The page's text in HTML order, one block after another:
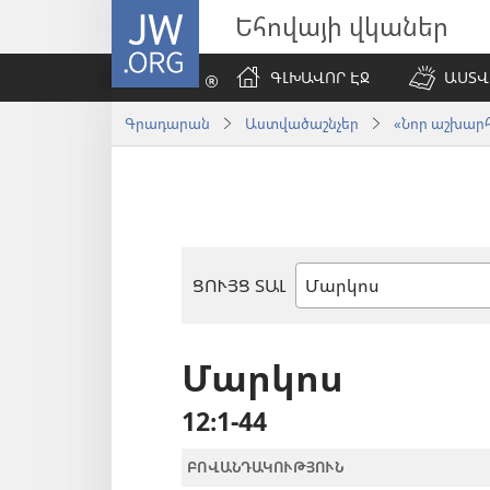
JW.ORG Եհովայի վկաներ
ԳԼԽԱՎՈՐ ԷՋ
Գրադարան Աստվածաշնչեր «Նոր
ՑՈՒՅՑ ՏԱԼ
Աստվածաշնչյան
Մարկոս
12։1-44
ԲՈՎԱՆԴԱԿՈՒԹՅՈՒՆ